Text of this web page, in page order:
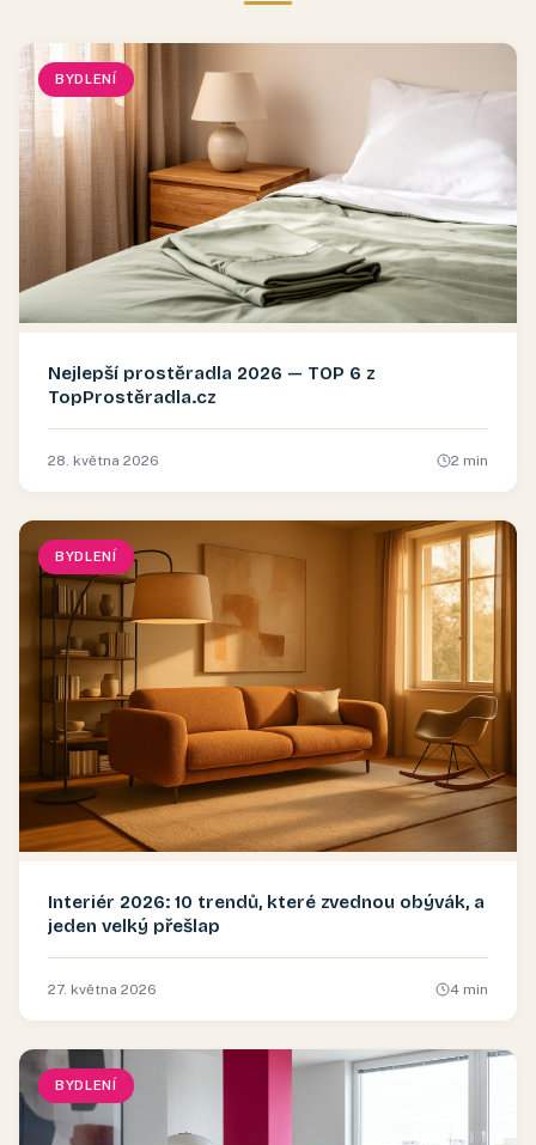
BYDLENÍ
Nejlepší prostěradla 2026 — TOP 6 z
TopProstěradla.cz
28. května 2026 2 min
BYDLENÍ
Interiér 2026: 10 trendů, které zvednou obývák, a
jeden velký přešlap
27. května 2026 4 min
BYDLENÍ